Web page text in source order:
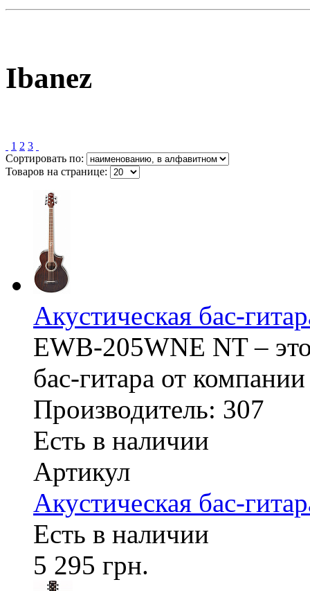
Ibanez
1 2 3
Сортировать по:
Товаров на странице:
Акустическая бас-
EWB-205WNE NT –
бас-гитара от
Производитель: 307
Есть в наличии
Артикул
Акустическая бас-
Есть в наличии
5 295 грн.